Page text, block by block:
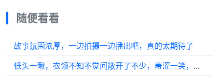
随便看看
故事氛围浓厚，一边拍摄一边播出吧，真的太期待了
低头一瞅，衣领不知不觉间敞开了不少，羞涩一笑，赶紧在蹲身之际整理好领口